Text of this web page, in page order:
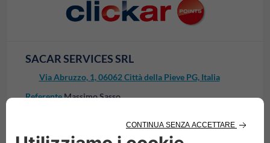
SACAR SERVICES SRL
Via Abruzzo, 1, 06062 Città della Pieve PG, Italia
ReferenteMassimo Sasso
339 3445572